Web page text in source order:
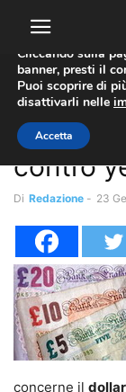
Home Boe
Boe Coppie Valute
Sterlina
contro
Di Redazione - 23
concerne il
Utilizziamo i
sito web.
Cliccando sulla
banner, presti il
Puoi scoprire di
disattivarli nelle
Accetta